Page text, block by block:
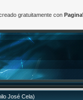
José Cela)
gratuitamente con